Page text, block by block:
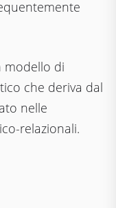
modello di
che deriva dal
nelle
relazionali.